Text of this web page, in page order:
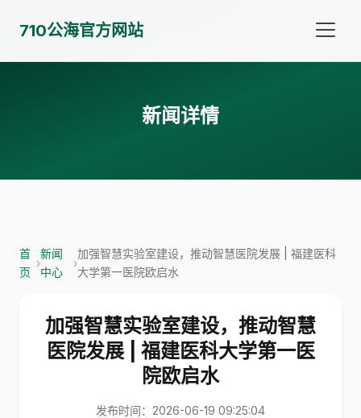
710公海官方网站
新闻详情
首
页
›
新闻
中心
›
加强智慧实验室建设，推动智慧医院发展 | 福建医科
大学第一医院欧启水
加强智慧实验室建设，推动智慧
医院发展 | 福建医科大学第一医
院欧启水
发布时间：2026-06-19 09:25:04